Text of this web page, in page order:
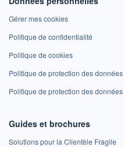
Gérer mes cookies
Politique de confidentialité
Politique de cookies
Politique de protection des
Politique de protection des
Guides et brochures
Solutions pour la Clientèle Fragile